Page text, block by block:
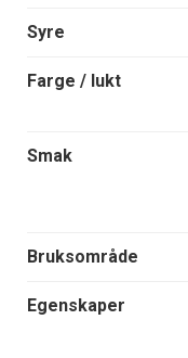
Syre
Farge / lukt
Smak
Bruksområde
Egenskaper